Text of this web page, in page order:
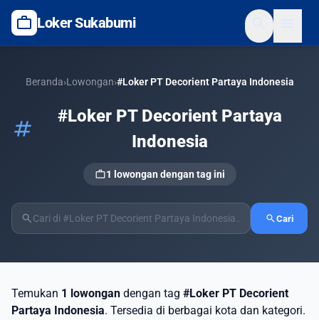
work Loker Sukabumi
Beranda›Lowongan›#Loker PT Decorient Partaya Indonesia
tag
#Loker PT Decorient Partaya
Indonesia
work1 lowongan dengan tag ini
search searchCari
Temukan 1 lowongan dengan tag #Loker PT Decorient
Partaya Indonesia. Tersedia di berbagai kota dan kategori.